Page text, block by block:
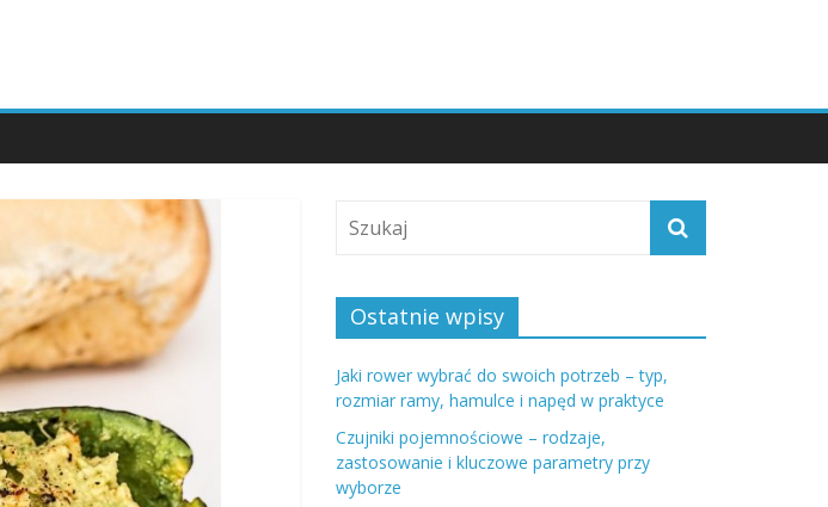
Ostatnie wpisy
Jaki rower wybrać do swoich potrzeb – typ,
rozmiar ramy, hamulce i napęd w praktyce
Czujniki pojemnościowe – rodzaje,
zastosowanie i kluczowe parametry przy
wyborze